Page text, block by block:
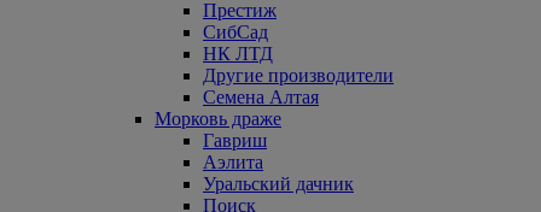
Престиж
СибСад
НК ЛТД
Другие производители
Семена Алтая
Морковь драже
Гавриш
Аэлита
Уральский дачник
Поиск